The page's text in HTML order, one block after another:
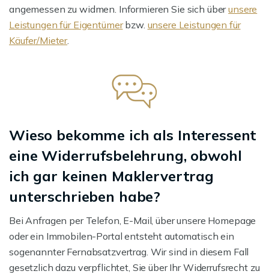
angemessen zu widmen. Informieren Sie sich überunsere
Leistungen für Eigentümerbzw. unsere Leistungen für
Käufer/Mieter.
Wieso bekomme ich als Interessent
eine Widerrufsbelehrung, obwohl
ich gar keinen Maklervertrag
unterschrieben habe?
Bei Anfragen per Telefon, E-Mail, über unsere Homepage
oder ein Immobilen-Portal entsteht automatisch ein
sogenannter Fernabsatzvertrag. Wir sind in diesem Fall
gesetzlich dazu verpflichtet, Sie über Ihr Widerrufsrecht zu